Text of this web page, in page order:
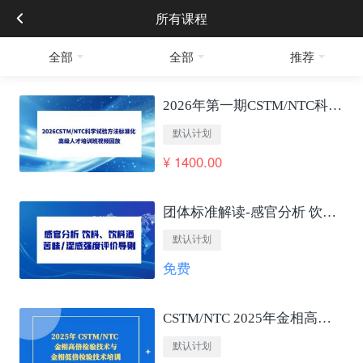
所有课程
全部 全部 推荐
2026年第一期CSTM/NTC科学试验方法标准化 高级人才培训班视频回放
默认计划
¥ 1400.00
团体标准解读-感官分析 饮料、饮料酒苦味/涩感强度评价导则
默认计划
免费
CSTM/NTC 2025年金相高低倍检验技术培训
默认计划